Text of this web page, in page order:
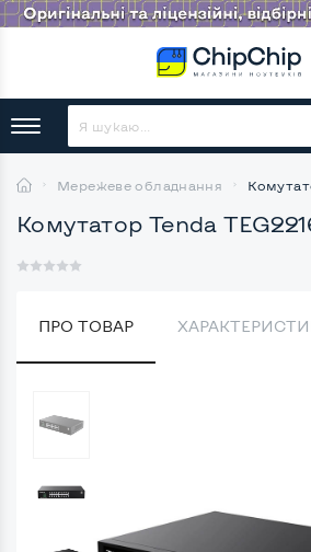
Мережеве обладнання
Комутатор Tenda
ПРО ТОВАР